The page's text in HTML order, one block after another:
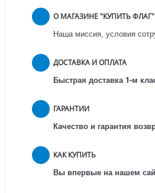
О МАГАЗИНЕ "КУПИТЬ ФЛАГ"
Наша миссия, условия
ДОСТАВКА И ОПЛАТА
Быстрая доставка 1-м
ГАРАНТИИ
Качество и гарантия
КАК КУПИТЬ
Вы впервые на нашем